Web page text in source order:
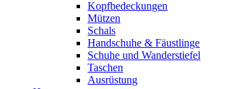
Kopfbedeckungen
Mützen
Schals
Handschuhe & Fäustlinge
Schuhe und Wanderstiefel
Taschen
Ausrüstung